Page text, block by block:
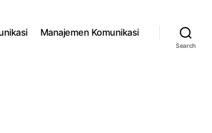
Manajemen Komunikasi
Search